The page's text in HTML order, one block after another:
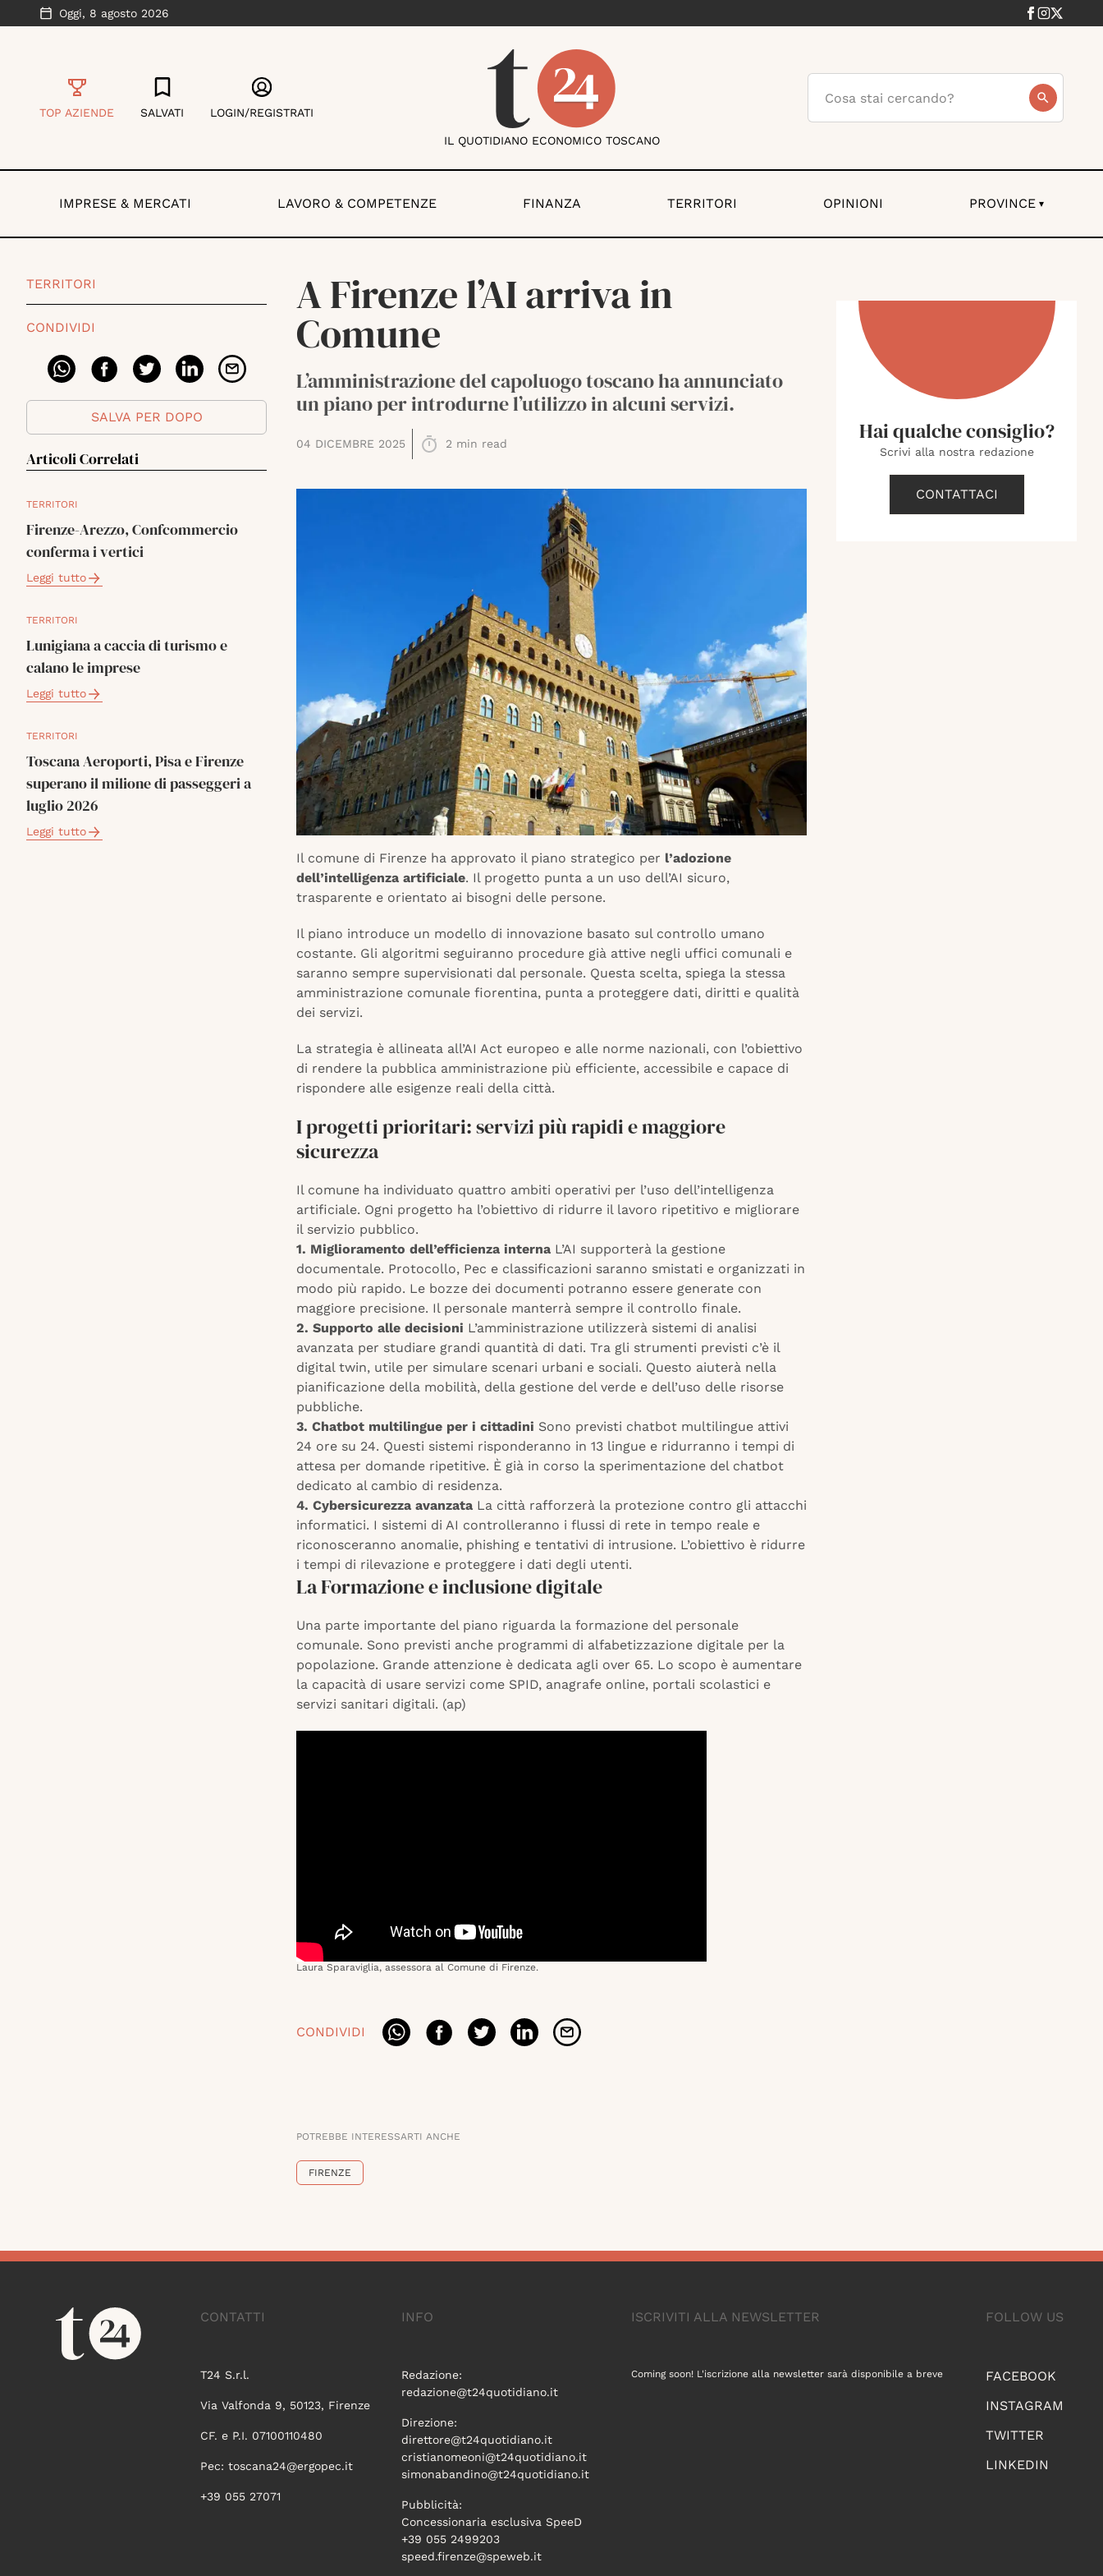
Oggi, 8 agosto 2026
TOP AZIENDE SALVATI LOGIN/REGISTRATI
IL QUOTIDIANO ECONOMICO TOSCANO
IMPRESE & MERCATI LAVORO & COMPETENZE FINANZA TERRITORI OPINIONI PROVINCE ▾
TERRITORI
CONDIVIDI
SALVA PER DOPO
Articoli Correlati
TERRITORI
Firenze-Arezzo, Confcommercio
conferma i vertici
Leggi tutto
TERRITORI
Lunigiana a caccia di turismo e
calano le imprese
Leggi tutto
TERRITORI
Toscana Aeroporti, Pisa e Firenze
superano il milione di passeggeri a
luglio 2026
Leggi tutto
A Firenze l’AI arriva in
Comune
L’amministrazione del capoluogo toscano ha annunciato
un piano per introdurne l’utilizzo in alcuni servizi.
04 DICEMBRE 2025 2 min read
Il comune di Firenze ha approvato il piano strategico per l’adozione
dell’intelligenza artificiale. Il progetto punta a un uso dell’AI sicuro,
trasparente e orientato ai bisogni delle persone.
Il piano introduce un modello di innovazione basato sul controllo umano
costante. Gli algoritmi seguiranno procedure già attive negli uffici comunali e
saranno sempre supervisionati dal personale. Questa scelta, spiega la stessa
amministrazione comunale fiorentina, punta a proteggere dati, diritti e qualità
dei servizi.
La strategia è allineata all’AI Act europeo e alle norme nazionali, con l’obiettivo
di rendere la pubblica amministrazione più efficiente, accessibile e capace di
rispondere alle esigenze reali della città.
I progetti prioritari: servizi più rapidi e maggiore
sicurezza
Il comune ha individuato quattro ambiti operativi per l’uso dell’intelligenza
artificiale. Ogni progetto ha l’obiettivo di ridurre il lavoro ripetitivo e migliorare
il servizio pubblico.
1. Miglioramento dell’efficienza interna L’AI supporterà la gestione
documentale. Protocollo, Pec e classificazioni saranno smistati e organizzati in
modo più rapido. Le bozze dei documenti potranno essere generate con
maggiore precisione. Il personale manterrà sempre il controllo finale.
2. Supporto alle decisioni L’amministrazione utilizzerà sistemi di analisi
avanzata per studiare grandi quantità di dati. Tra gli strumenti previsti c’è il
digital twin, utile per simulare scenari urbani e sociali. Questo aiuterà nella
pianificazione della mobilità, della gestione del verde e dell’uso delle risorse
pubbliche.
3. Chatbot multilingue per i cittadini Sono previsti chatbot multilingue attivi
24 ore su 24. Questi sistemi risponderanno in 13 lingue e ridurranno i tempi di
attesa per domande ripetitive. È già in corso la sperimentazione del chatbot
dedicato al cambio di residenza.
4. Cybersicurezza avanzata La città rafforzerà la protezione contro gli attacchi
informatici. I sistemi di AI controlleranno i flussi di rete in tempo reale e
riconosceranno anomalie, phishing e tentativi di intrusione. L’obiettivo è ridurre
i tempi di rilevazione e proteggere i dati degli utenti.
La Formazione e inclusione digitale
Una parte importante del piano riguarda la formazione del personale
comunale. Sono previsti anche programmi di alfabetizzazione digitale per la
popolazione. Grande attenzione è dedicata agli over 65. Lo scopo è aumentare
la capacità di usare servizi come SPID, anagrafe online, portali scolastici e
servizi sanitari digitali. (ap)
Laura Sparaviglia, assessora al Comune di Firenze.
CONDIVIDI
POTREBBE INTERESSARTI ANCHE
FIRENZE
Hai qualche consiglio?
Scrivi alla nostra redazione
CONTATTACI
CONTATTI
T24 S.r.l.
Via Valfonda 9, 50123, Firenze
CF. e P.I. 07100110480
Pec: toscana24@ergopec.it
+39 055 27071
INFO
Redazione:
redazione@t24quotidiano.it
Direzione:
direttore@t24quotidiano.it
cristianomeoni@t24quotidiano.it
simonabandino@t24quotidiano.it
Pubblicità:
Concessionaria esclusiva SpeeD
+39 055 2499203
speed.firenze@speweb.it
FOLLOW US
FACEBOOK
INSTAGRAM
TWITTER
LINKEDIN
ISCRIVITI ALLA NEWSLETTER
Coming soon! L'iscrizione alla newsletter sarà disponibile a breve